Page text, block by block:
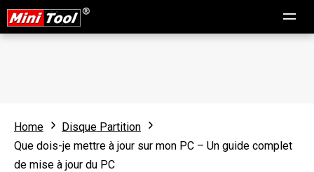
Home
Disque Partition
Que dois-je mettre à jour sur mon PC – Un guide complet
de mise à jour du PC